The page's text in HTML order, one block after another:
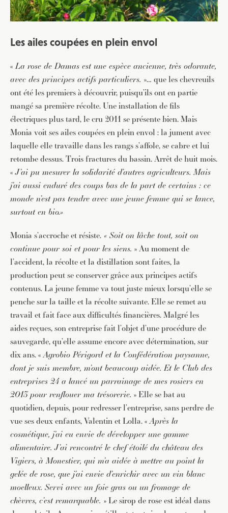
Les ailes coupées en plein envol
«La rose de Damas est une espèce ancienne, très odorante,
avec des principes actifs particuliers. »… que les chevreuils
ont été les premiers à découvrir, puisqu’ils ont en partie
mangé sa première récolte. Une installation de fils
électriques plus tard, le cru 2011 se présente bien. Mais
Monia voit ses ailes coupées en plein envol : la jument avec
laquelle elle travaille dans les rangs s’affole, se cabre et lui
retombe dessus. Trois fractures du bassin. Arrêt de huit mois.
«J’ai pu mesurer la solidarité d’autres agriculteurs. Mais
j’ai aussi enduré des coups bas de la part de certains : ce
monde n’est pas tendre avec une jeune femme qui se lance,
surtout en bio.»
Monia s’accroche et résiste. « Soit on lâche tout, soit on
continue pour soi et pour les siens. » Au moment de
l’accident, la récolte et la distillation sont faites, la
production peut se conserver grâce aux principes actifs
contenus. La jeune femme va tout juste mieux lorsqu’elle se
penche sur la taille et la récolte suivante. Elle se remet au
travail et fait face aux difficultés financières. Malgré les
aides reçues, son entreprise fait l’objet d’une procédure de
sauvegarde, qu’elle assume encore avec détermination, sur
dix ans. «Agrobio Périgord et la Confédération paysanne,
dont je suis membre, m’ont beaucoup aidée. Et le Club des
entreprises 24 a lancé un parrainage de mes rosiers en
2013 pour renflouer ma trésorerie. » Elle se bat au
quotidien, depuis, pour redresser l’entreprise, sans perdre de
vue ses deux enfants, Valentin et Lolla. «Après la
cosmétique, j’ai eu envie de développer une gamme
alimentaire. J’ai rencontré le chef étoilé du château des
Vigiers, à Monestier, qui m’a aidée à mettre au point la
gelée de rose, que j’ai envie d’enrichir avec un vin blanc
moelleux. Servi avec un foie gras ou un fromage de
chèvres, c’est remarquable. » Le sirop de rose est idéal dans